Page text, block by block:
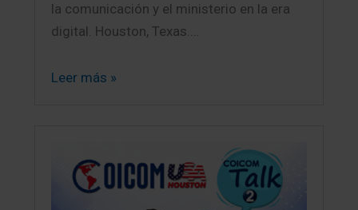
la comunicación y el ministerio en la era
digital. Houston, Texas.…
Leer más »